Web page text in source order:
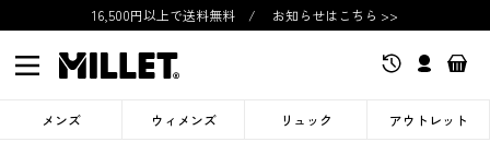
16,500円以上で送料無料 / お知らせはこちら >>
メンズ ウィメンズ リュック アウトレット